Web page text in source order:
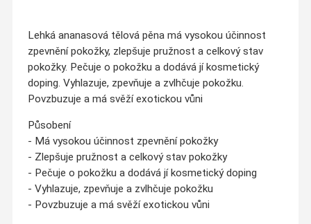
Lehká ananasová tělová pěna má vysokou účinnost
zpevnění pokožky, zlepšuje pružnost a celkový stav
pokožky. Pečuje o pokožku a dodává jí kosmetický
doping. Vyhlazuje, zpevňuje a zvlhčuje pokožku.
Povzbuzuje a má svěží exotickou vůni
Působení
- Má vysokou účinnost zpevnění pokožky
- Zlepšuje pružnost a celkový stav pokožky
- Pečuje o pokožku a dodává jí kosmetický doping
- Vyhlazuje, zpevňuje a zvlhčuje pokožku
- Povzbuzuje a má svěží exotickou vůni